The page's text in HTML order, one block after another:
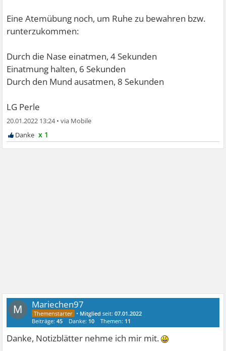
Eine Atemübung noch, um Ruhe zu bewahren bzw.
runterzukommen:
Durch die Nase einatmen, 4 Sekunden
Einatmung halten, 6 Sekunden
Durch den Mund ausatmen, 8 Sekunden
LG Perle
20.01.2022 13:24•
x 1
M Mariechen97
• Mitglied seit:07.01.2022
Beiträge:45 Danke: 10 Themen: 11
Danke, Notizblätter nehme ich mir mit.